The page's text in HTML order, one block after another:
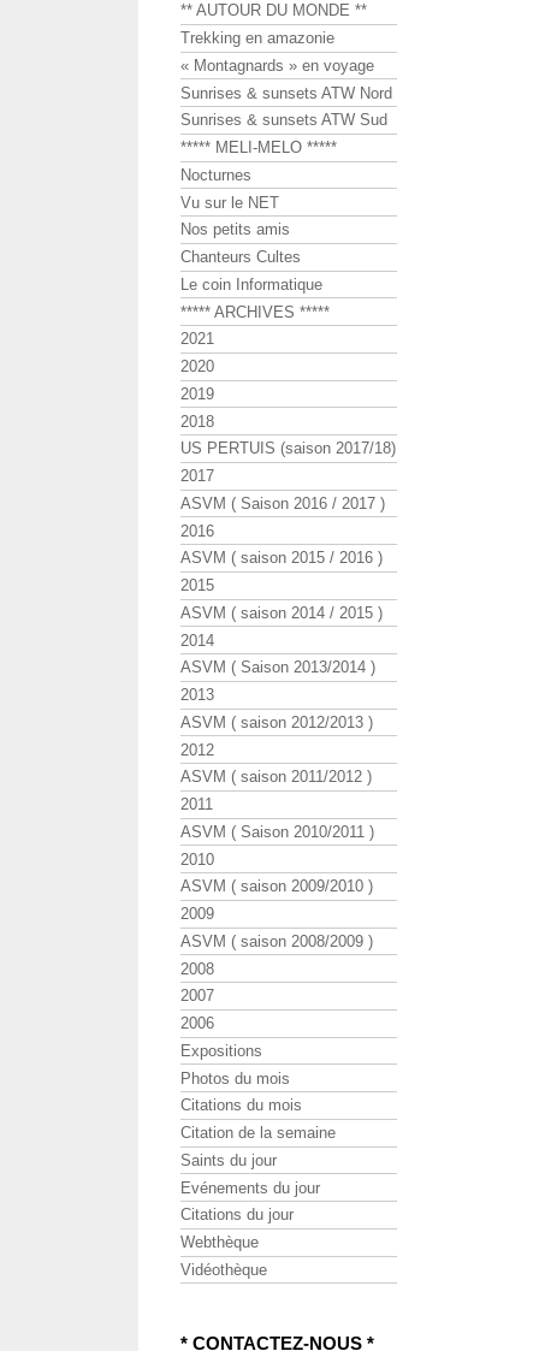
** AUTOUR DU MONDE **
Trekking en amazonie
« Montagnards » en voyage
Sunrises & sunsets ATW Nord
Sunrises & sunsets ATW Sud
***** MELI-MELO *****
Nocturnes
Vu sur le NET
Nos petits amis
Chanteurs Cultes
Le coin Informatique
***** ARCHIVES *****
2021
2020
2019
2018
US PERTUIS (saison 2017/18)
2017
ASVM ( Saison 2016 / 2017 )
2016
ASVM ( saison 2015 / 2016 )
2015
ASVM ( saison 2014 / 2015 )
2014
ASVM ( Saison 2013/2014 )
2013
ASVM ( saison 2012/2013 )
2012
ASVM ( saison 2011/2012 )
2011
ASVM ( Saison 2010/2011 )
2010
ASVM ( saison 2009/2010 )
2009
ASVM ( saison 2008/2009 )
2008
2007
2006
Expositions
Photos du mois
Citations du mois
Citation de la semaine
Saints du jour
Evénements du jour
Citations du jour
Webthèque
Vidéothèque
* CONTACTEZ-NOUS *